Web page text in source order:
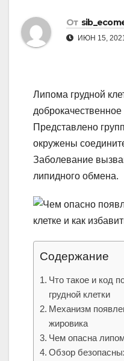
От
ИЮН 15,
Липома грудной
Представлено
окружены
Заболевание
липидного обмена.
Содержание
Что такое и код
грудной клетки
Механизм
жировика
Чем опасна
Обзор